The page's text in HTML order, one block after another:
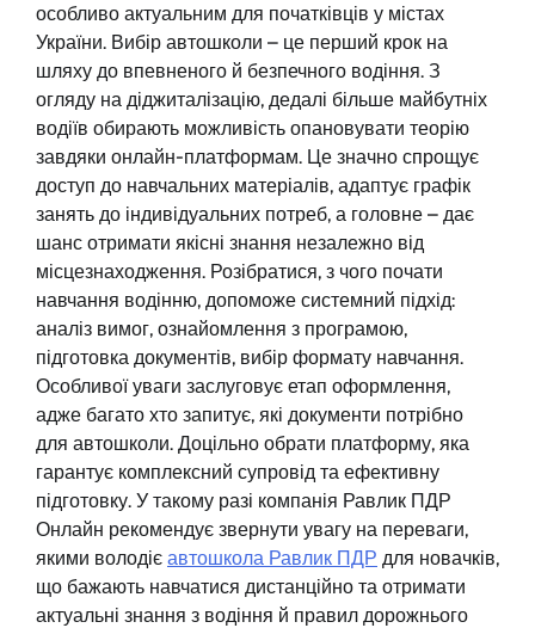
особливо актуальним для початківців у містах
України. Вибір автошколи – це перший крок на
шляху до впевненого й безпечного водіння. З
огляду на діджиталізацію, дедалі більше майбутніх
водіїв обирають можливість опановувати теорію
завдяки онлайн-платформам. Це значно спрощує
доступ до навчальних матеріалів, адаптує графік
занять до індивідуальних потреб, а головне – дає
шанс отримати якісні знання незалежно від
місцезнаходження. Розібратися, з чого почати
навчання водінню, допоможе системний підхід:
аналіз вимог, ознайомлення з програмою,
підготовка документів, вибір формату навчання.
Особливої уваги заслуговує етап оформлення,
адже багато хто запитує, які документи потрібно
для автошколи. Доцільно обрати платформу, яка
гарантує комплексний супровід та ефективну
підготовку. У такому разі компанія Равлик ПДР
Онлайн рекомендує звернути увагу на переваги,
якими володіє автошкола Равлик ПДР для новачків,
що бажають навчатися дистанційно та отримати
актуальні знання з водіння й правил дорожнього